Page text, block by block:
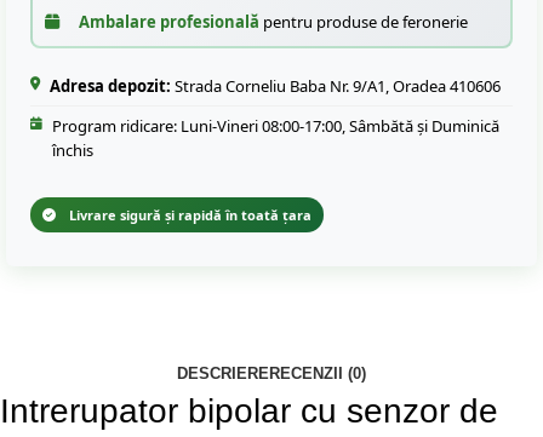
Ambalare profesională pentru produse de feronerie
Adresa depozit: Strada Corneliu Baba Nr. 9/A1, Oradea 410606
Program ridicare: Luni-Vineri 08:00-17:00, Sâmbătă și Duminică
închis
Livrare sigură și rapidă în toată țara
DESCRIERERECENZII (0)
Intrerupator bipolar cu senzor de